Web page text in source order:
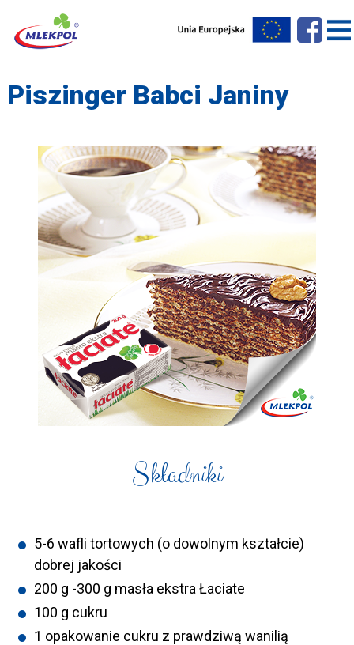
Piszinger Babci Janiny
Składniki
5-6 wafli tortowych (o dowolnym kształcie)
dobrej jakości
200 g -300 g masła ekstra Łaciate
100 g cukru
1 opakowanie cukru z prawdziwą wanilią